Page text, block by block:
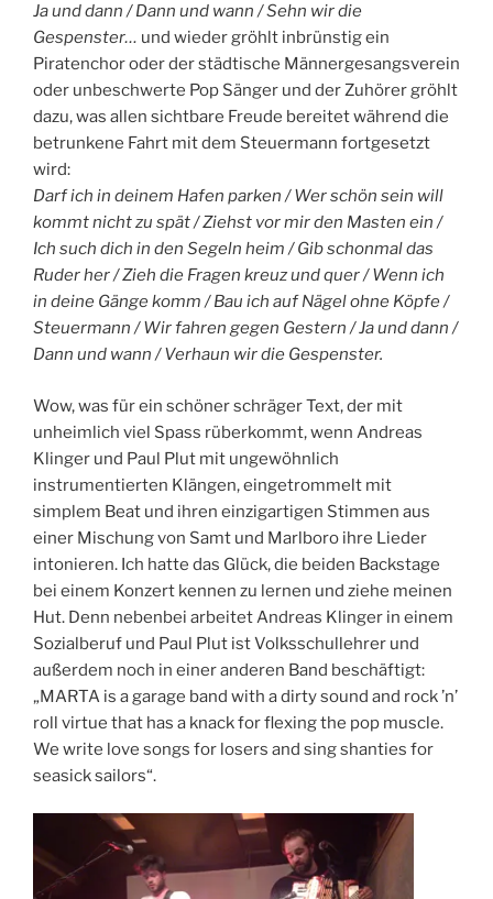
Ja und dann / Dann und wann / Sehn wir die
Gespenster… und wieder gröhlt inbrünstig ein
Piratenchor oder der städtische Männergesangsverein
oder unbeschwerte Pop Sänger und der Zuhörer gröhlt
dazu, was allen sichtbare Freude bereitet während die
betrunkene Fahrt mit dem Steuermann fortgesetzt
wird:
Darf ich in deinem Hafen parken / Wer schön sein will
kommt nicht zu spät / Ziehst vor mir den Masten ein /
Ich such dich in den Segeln heim / Gib schonmal das
Ruder her / Zieh die Fragen kreuz und quer / Wenn ich
in deine Gänge komm / Bau ich auf Nägel ohne Köpfe /
Steuermann / Wir fahren gegen Gestern / Ja und dann /
Dann und wann / Verhaun wir die Gespenster.
Wow, was für ein schöner schräger Text, der mit
unheimlich viel Spass rüberkommt, wenn Andreas
Klinger und Paul Plut mit ungewöhnlich
instrumentierten Klängen, eingetrommelt mit
simplem Beat und ihren einzigartigen Stimmen aus
einer Mischung von Samt und Marlboro ihre Lieder
intonieren. Ich hatte das Glück, die beiden Backstage
bei einem Konzert kennen zu lernen und ziehe meinen
Hut. Denn nebenbei arbeitet Andreas Klinger in einem
Sozialberuf und Paul Plut ist Volksschullehrer und
außerdem noch in einer anderen Band beschäftigt:
„MARTA is a garage band with a dirty sound and rock ’n’
roll virtue that has a knack for flexing the pop muscle.
We write love songs for losers and sing shanties for
seasick sailors“.